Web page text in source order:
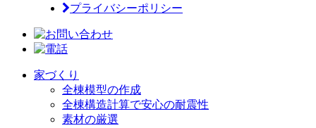
プライバシーポリシー
家づくり
全棟模型の作成
全棟構造計算で安心の耐震性
素材の厳選